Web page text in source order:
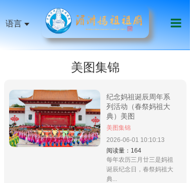
语言
美图集锦
纪念妈祖诞辰周年系
列活动（春祭妈祖大
典）美图
美图集锦
2026-06-01 10:10:13
阅读量：164
每年农历三月廿三是妈祖
诞辰纪念日，春祭妈祖大
典...